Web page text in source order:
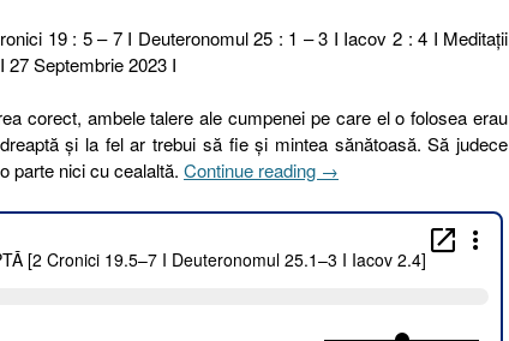
19 : 5 – 7 I Deuteronomul 25 : 1 – 3 I Iacov 2 : 4 I Meditaţii
Septembrie 2023 I
corect, ambele talere ale cumpenei pe care el o folosea erau
și la fel ar trebui să fie și mintea sănătoasă. Să judece
parte nici cu cealaltă. Continue reading „270
2023.
JUDECATA
DREAPTĂ
→